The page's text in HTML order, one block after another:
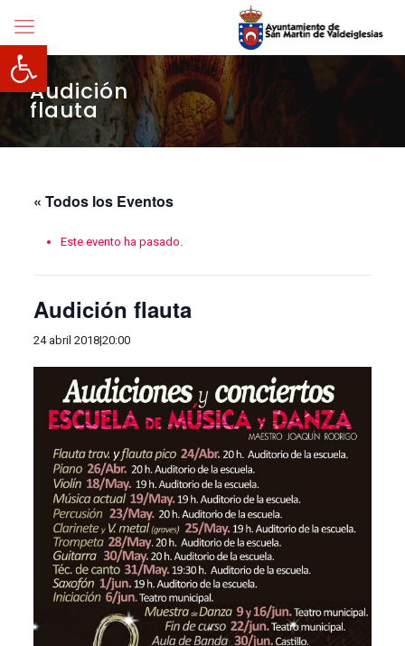
Abrir barra de herramientas
Audición
flauta
« Todos los Eventos
Este evento ha pasado.
Audición flauta
24 abril 2018|20:00